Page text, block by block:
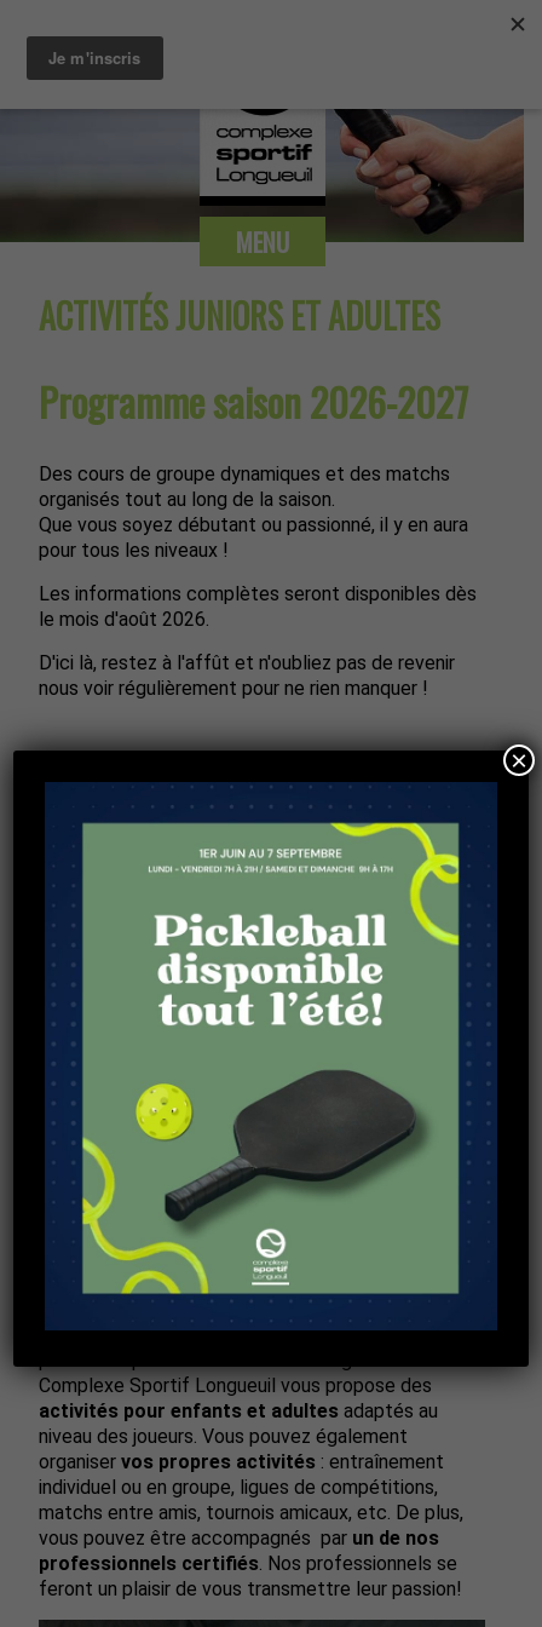
MENU
ACTIVITÉS JUNIORS ET ADULTES
Programme saison 2026-2027
Des cours de groupe dynamiques et des matchs
organisés tout au long de la saison.
Que vous soyez débutant ou passionné, il y en aura
pour tous les niveaux !
Les informations complètes seront disponibles dès
le mois d'août 2026.
D'ici là, restez à l'affût et n'oubliez pas de revenir
nous voir régulièrement pour ne rien manquer !
PAR TÉLÉPHONE, COMPOSER LE
450-679-6131 POSTE 1
Le Complexe Sportif Longueuil propose
unenouvelle formule «liberté totale».
Il est maintenant possible pour les joueurs de
Complexe Sportif Longueuil vous propose des
activités pour enfants et adultes adaptés au
niveau des joueurs. Vous pouvez également
organiservos propres activités : entraînement
individuel ou en groupe, ligues de compétitions,
matchs entre amis, tournois amicaux, etc. De plus,
vous pouvez être accompagnés par un de nos
professionnels certifiés . Nos professionnels se
feront un plaisir de vous transmettre leur passion!
×